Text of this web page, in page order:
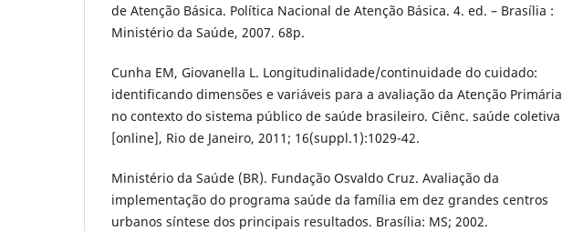
de Atenção Básica. Política Nacional de Atenção Básica. 4. ed. – Brasília :
Ministério da Saúde, 2007. 68p.
Cunha EM, Giovanella L. Longitudinalidade/continuidade do cuidado:
identificando dimensões e variáveis para a avaliação da Atenção Primária
no contexto do sistema público de saúde brasileiro. Ciênc. saúde coletiva
[online], Rio de Janeiro, 2011; 16(suppl.1):1029-42.
Ministério da Saúde (BR). Fundação Osvaldo Cruz. Avaliação da
implementação do programa saúde da família em dez grandes centros
urbanos síntese dos principais resultados. Brasília: MS; 2002.